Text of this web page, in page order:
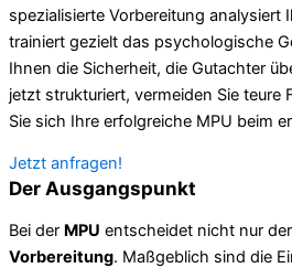
spezialisierte Vorbereitung analysiert
trainiert gezielt das psychologische
Ihnen die Sicherheit, die Gutachter
jetzt strukturiert, vermeiden Sie teure
Sie sich Ihre erfolgreiche MPU beim
Jetzt anfragen!
Der Ausgangspunkt
Bei der MPU entscheidet nicht nur
Vorbereitung. Maßgeblich sind die